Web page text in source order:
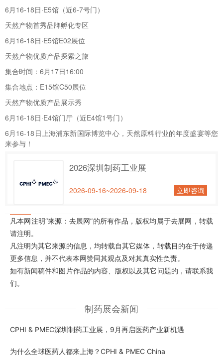
6月16-18日·E5馆（近6-7号门）
天然产物首秀品牌孵化专区
6月16-18日·E5馆E02展位
天然产物优质产品探索之旅
集合时间：6月17日16:00
集合地点：E15馆C50展位
天然产物优质产品展示秀
6月16-18日·E4馆门厅（近E4馆1号门）
6月16-18日上海浦东新国际博览中心，天然原料行业的年度盛宴等您
来参与！
2026深圳制药工业展
2026-09-16~2026-09-18 立即咨询
凡本网注明“来源：去展网”的所有作品，版权均属于去展网，转载
请注明。
凡注明为其它来源的信息，均转载自其它媒体，转载目的在于传递
更多信息，并不代表本网赞同其观点及对其真实性负责。
如有新闻稿件和图片作品的内容、版权以及其它问题的，请联系我
们。
制药展会新闻
CPHI & PMEC深圳制药工业展，9月再启医药产业新机遇
为什么全球医药人都来上海？CPHI & PMEC China